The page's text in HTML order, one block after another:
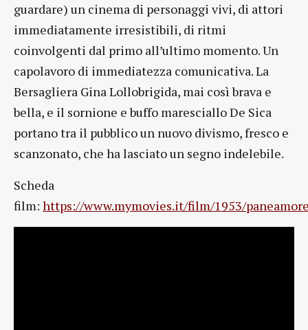
guardare) un cinema di personaggi vivi, di attori
immediatamente irresistibili, di ritmi
coinvolgenti dal primo all’ultimo momento. Un
capolavoro di immediatezza comunicativa. La
Bersagliera Gina Lollobrigida, mai così brava e
bella, e il sornione e buffo maresciallo De Sica
portano tra il pubblico un nuovo divismo, fresco e
scanzonato, che ha lasciato un segno indelebile.
Scheda
film: https://www.mymovies.it/film/1953/